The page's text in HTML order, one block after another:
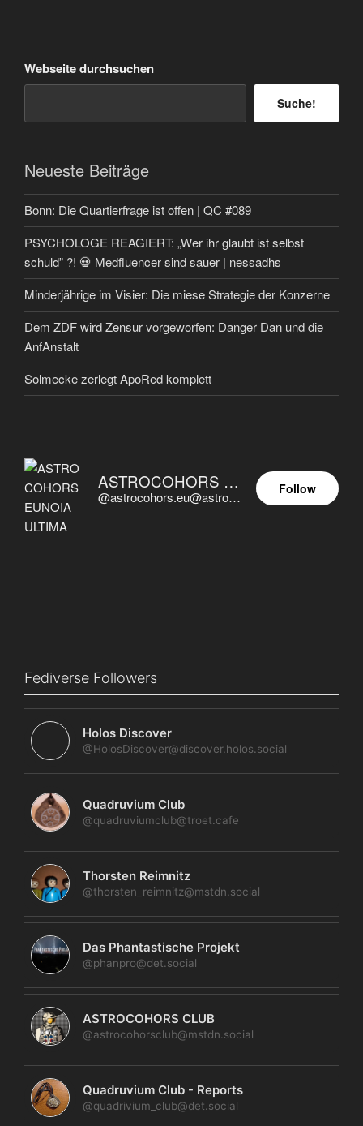
Webseite durchsuchen
Suche!
Neueste Beiträge
Bonn: Die Quartierfrage ist offen | QC #089
PSYCHOLOGE REAGIERT: „Wer ihr glaubt ist selbst
schuld” ?! 💀 Medfluencer sind sauer | nessadhs
Minderjährige im Visier: Die miese Strategie der Konzerne
Dem ZDF wird Zensur vorgeworfen: Danger Dan und die
AnfAnstalt
Solmecke zerlegt ApoRed komplett
ASTROCOHORS EUNOIA ULTIMA
@astrocohors.eu@astrocohors.eu
Follow
Fediverse Followers
Holos Discover
@HolosDiscover@discover.holos.social
Quadruvium Club
@quadruviumclub@troet.cafe
Thorsten Reimnitz
@thorsten_reimnitz@mstdn.social
Das Phantastische Projekt
@phanpro@det.social
ASTROCOHORS CLUB
@astrocohorsclub@mstdn.social
Quadruvium Club - Reports
@quadrivium_club@det.social